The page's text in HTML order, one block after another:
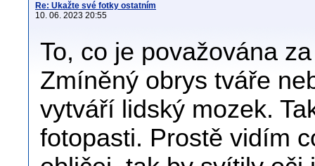
Re: Ukažte své fotky ostatním
10. 06. 2023 20:55
To, co je považována
Zmíněný obrys tváře
vytváří lidský mozek.
fotopasti. Prostě vidím